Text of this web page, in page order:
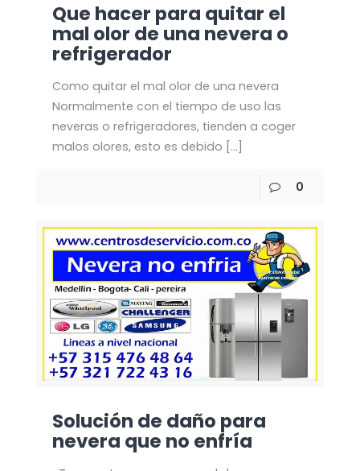
Que hacer para quitar el
mal olor de una nevera o
refrigerador
Como quitar el mal olor de una nevera
Normalmente con el tiempo de uso las
neveras o refrigeradores, tienden a coger
malos olores, esto es debido […]
0
Solución de daño para
nevera que no enfría